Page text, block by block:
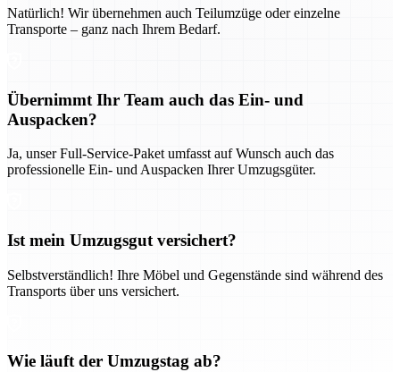
Natürlich! Wir übernehmen auch Teilumzüge oder einzelne
Transporte – ganz nach Ihrem Bedarf.
Übernimmt Ihr Team auch das Ein- und
Auspacken?
Ja, unser Full-Service-Paket umfasst auf Wunsch auch das
professionelle Ein- und Auspacken Ihrer Umzugsgüter.
Ist mein Umzugsgut versichert?
Selbstverständlich! Ihre Möbel und Gegenstände sind während des
Transports über uns versichert.
Wie läuft der Umzugstag ab?